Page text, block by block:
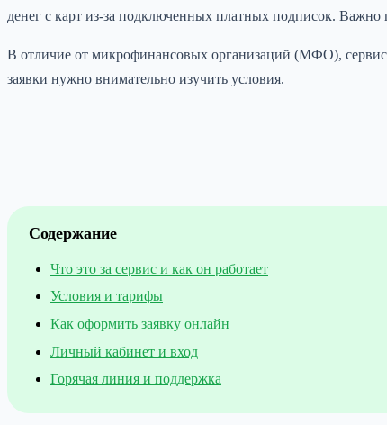
денег с карт из-за подключенных платных подписок. Важно
В отличие от микрофинансовых организаций (МФО),
заявки нужно внимательно изучить условия.
Содержание
Что это за сервис и как он работает
Условия и тарифы
Как оформить заявку онлайн
Личный кабинет и вход
Горячая линия и поддержка